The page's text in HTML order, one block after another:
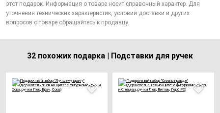
этот подарок. Информация о товаре носит справочный характер. Для
уточнения технических характеристик, условий доставки и других
вопросов о товаре обращайтесь к продавцу.
32 похожих подарка | Подставки для ручек